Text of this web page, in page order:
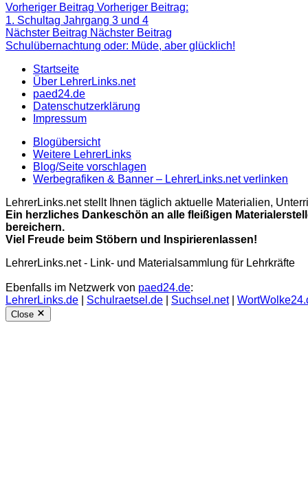
Vorheriger Beitrag Vorheriger Beitrag:
1. Schultag Jahrgang 3 und 4
Nächster Beitrag Nächster Beitrag
Schulübernachtung oder: Müde, aber glücklich!
Startseite
Über LehrerLinks.net
paed24.de
Datenschutzerklärung
Impressum
Blogübersicht
Weitere LehrerLinks
Blog/Seite vorschlagen
Werbegrafiken & Banner – LehrerLinks.net verlinken
LehrerLinks.net stellt Ihnen täglich aktuelle Materialien,
Ein herzliches Dankeschön an alle fleißigen
bereichern.
Viel Freude beim Stöbern und Inspirierenlassen!
LehrerLinks.net - Link- und Materialsammlung für Lehrkräfte
Ebenfalls im Netzwerk von paed24.de:
LehrerLinks.de
Schulraetsel.de Suchsel.net|
Close